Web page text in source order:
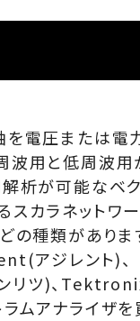
を電圧または電
波用と低周波用
析が可能なベ
カラネットワ
の種類がありま
アジレント)、
リツ)、
ムアナライザ